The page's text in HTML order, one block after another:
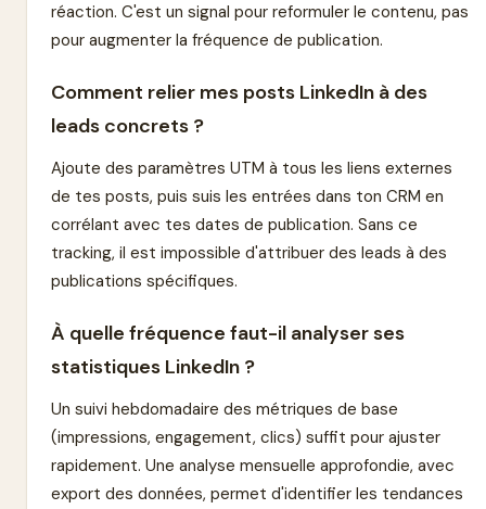
réaction. C'est un signal pour reformuler le contenu, pas
pour augmenter la fréquence de publication.
Comment relier mes posts LinkedIn à des
leads concrets ?
Ajoute des paramètres UTM à tous les liens externes
de tes posts, puis suis les entrées dans ton CRM en
corrélant avec tes dates de publication. Sans ce
tracking, il est impossible d'attribuer des leads à des
publications spécifiques.
À quelle fréquence faut-il analyser ses
statistiques LinkedIn ?
Un suivi hebdomadaire des métriques de base
(impressions, engagement, clics) suffit pour ajuster
rapidement. Une analyse mensuelle approfondie, avec
export des données, permet d'identifier les tendances